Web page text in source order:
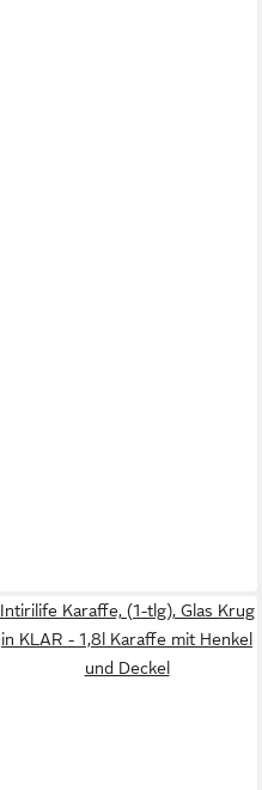
Intirilife Karaffe, (1-tlg), Glas Krug
in KLAR - 1,8l Karaffe mit Henkel
und Deckel